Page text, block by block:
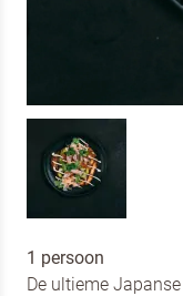
1 persoon
De ultieme